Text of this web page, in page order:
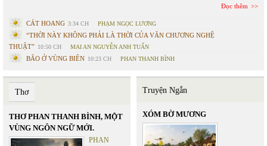
Đọc thêm
CÁT HOANG 3:34 CH PHẠM NGỌC LƯƠNG
“THỜI NÀY KHÔNG PHẢI LÀ THỜI CỦA VĂN CHƯƠNG NGHỆ
THUẬT” 10:50 CH MAI AN NGUYỄN ANH TUẤN
BÃO Ở VÙNG BIÊN 10:23 CH PHAN THANH BÌNH
Thơ
THƠ PHAN THANH BÌNH, MỘT
VÙNG NGÔN NGỮ MỚI.
PHAN
Truyện Ngắn
XÓM BỜ MƯƠNG